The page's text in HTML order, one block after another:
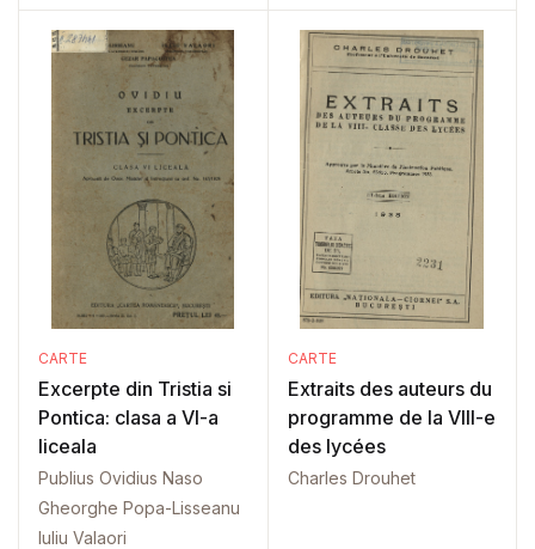
CARTE
Excerpte din Tristia si
Pontica: clasa a VI-a
liceala
Publius Ovidius Naso
Gheorghe Popa-Lisseanu
Iuliu Valaori
CARTE
Extraits des auteurs du
programme de la VIII-e
des lycées
Charles Drouhet